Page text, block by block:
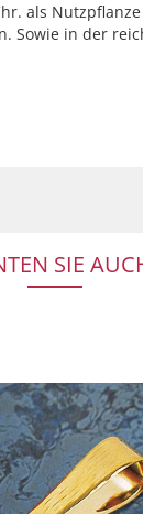
als
in der
SIE